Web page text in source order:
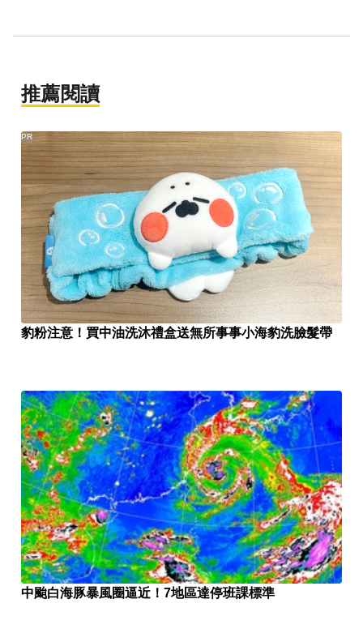
推薦閱讀
豹粉注意！買中油洗沐禮盒送無所事事小海豹洗臉髮帶
PR
中颱白海豚暴風圈逼近！7地區達停班課標準